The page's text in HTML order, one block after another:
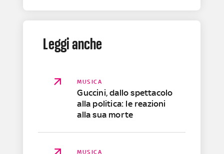
Leggi anche
MUSICA
Guccini, dallo spettacolo
alla politica: le reazioni
alla sua morte
MUSICA